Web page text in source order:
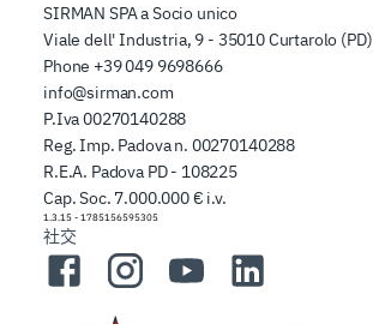
SIRMAN SPA a Socio unico
Viale dell' Industria, 9 - 35010 Curtarolo (PD)
Phone +39 049 9698666
info@sirman.com
P.Iva 00270140288
Reg. Imp. Padova n. 00270140288
R.E.A. Padova PD - 108225
Cap. Soc. 7.000.000 € i.v.
1.3.15 - 1785156595305
社交
FacebookInstagramYouTubeLinkedIn